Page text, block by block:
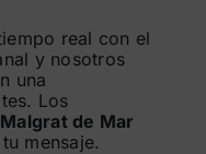
real con el
y nosotros
una
Los
de Mar
mensaje.